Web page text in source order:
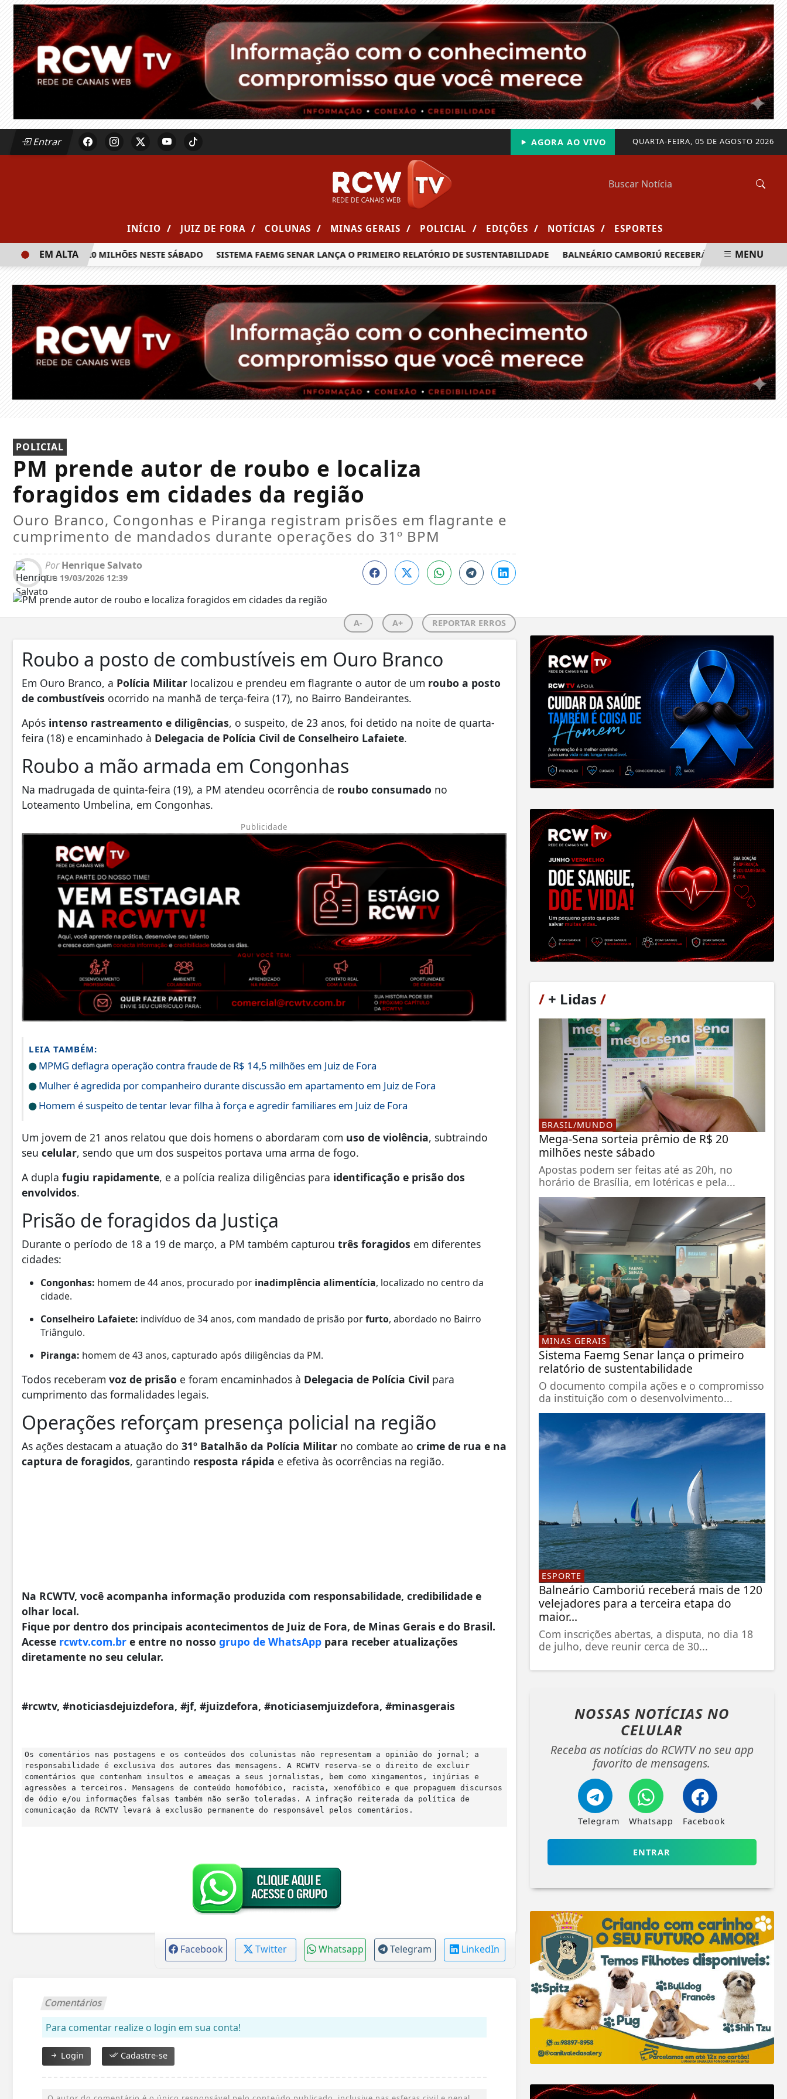
Entrar QUARTA-FEIRA, 05 DE AGOSTO 2026
AGORA AO VIVO
INÍCIO / JUIZ DE FORA / COLUNAS / MINAS GERAIS / POLICIAL / EDIÇÕES / NOTÍCIAS / ESPORTES
DE R$ 20 MILHÕES NESTE SÁBADO SISTEMA FAEMG SENAR LANÇA O PRIMEIRO RELATÓRIO DE SUSTENTABILIDADE BALNEÁRIO CAMBORIÚ RECEBERÁ MAIS DE 120
EM ALTA MENU
POLICIAL
PM prende autor de roubo e localiza
foragidos em cidades da região
Ouro Branco, Congonhas e Piranga registram prisões em flagrante e
cumprimento de mandados durante operações do 31º BPM
PorHenrique Salvato
Em 19/03/2026 12:39
A- A+ REPORTAR ERROS
Roubo a posto de combustíveis em Ouro Branco
Em Ouro Branco, a Polícia Militar localizou e prendeu em flagrante o autor de um roubo a posto
de combustíveis ocorrido na manhã de terça-feira (17), no Bairro Bandeirantes.
Após intenso rastreamento e diligências, o suspeito, de 23 anos, foi detido na noite de quarta-
feira (18) e encaminhado à Delegacia de Polícia Civil de Conselheiro Lafaiete.
Roubo a mão armada em Congonhas
Na madrugada de quinta-feira (19), a PM atendeu ocorrência de roubo consumado no
Loteamento Umbelina, em Congonhas.
Publicidade
LEIA TAMBÉM:
MPMG deflagra operação contra fraude de R$ 14,5 milhões em Juiz de Fora
Mulher é agredida por companheiro durante discussão em apartamento em Juiz de Fora
Homem é suspeito de tentar levar filha à força e agredir familiares em Juiz de Fora
Um jovem de 21 anos relatou que dois homens o abordaram com uso de violência, subtraindo
seu celular, sendo que um dos suspeitos portava uma arma de fogo.
A dupla fugiu rapidamente, e a polícia realiza diligências para identificação e prisão dos
envolvidos.
Prisão de foragidos da Justiça
Durante o período de 18 a 19 de março, a PM também capturou três foragidos em diferentes
cidades:
Congonhas: homem de 44 anos, procurado por inadimplência alimentícia, localizado no centro da
cidade.
Conselheiro Lafaiete: indivíduo de 34 anos, com mandado de prisão porfurto, abordado no Bairro
Triângulo.
Piranga: homem de 43 anos, capturado após diligências da PM.
Todos receberam voz de prisão e foram encaminhados à Delegacia de Polícia Civil para
cumprimento das formalidades legais.
Operações reforçam presença policial na região
As ações destacam a atuação do 31º Batalhão da Polícia Militar no combate ao crime de rua e na
captura de foragidos, garantindo resposta rápida e efetiva às ocorrências na região.
Na RCWTV, você acompanha informação produzida com responsabilidade, credibilidade e
olhar local.
Fique por dentro dos principais acontecimentos de Juiz de Fora, de Minas Gerais e do Brasil.
Acesse rcwtv.com.br e entre no nosso grupo de WhatsApp para receber atualizações
diretamente no seu celular.
#rcwtv, #noticiasdejuizdefora, #jf, #juizdefora, #noticiasemjuizdefora, #minasgerais
Os comentários nas postagens e os conteúdos dos colunistas não representam a opinião do jornal; a
responsabilidade é exclusiva dos autores das mensagens. A RCWTV reserva-se o direito de excluir
comentários que contenham insultos e ameaças a seus jornalistas, bem como xingamentos, injúrias e
agressões a terceiros. Mensagens de conteúdo homofóbico, racista, xenofóbico e que propaguem discursos
de ódio e/ou informações falsas também não serão toleradas. A infração reiterada da política de
comunicação da RCWTV levará à exclusão permanente do responsável pelos comentários.
Facebook Twitter Whatsapp Telegram LinkedIn
Comentários
Para comentar realize o login em sua conta!
Login Cadastre-se
/+ Lidas /
BRASIL/MUNDO
Mega-Sena sorteia prêmio de R$ 20
milhões neste sábado
Apostas podem ser feitas até as 20h, no
horário de Brasília, em lotéricas e pela...
MINAS GERAIS
Sistema Faemg Senar lança o primeiro
relatório de sustentabilidade
O documento compila ações e o compromisso
da instituição com o desenvolvimento...
ESPORTE
Balneário Camboriú receberá mais de 120
velejadores para a terceira etapa do
maior...
Com inscrições abertas, a disputa, no dia 18
de julho, deve reunir cerca de 30...
NOSSAS NOTÍCIAS NO
CELULAR
Receba as notícias do RCWTV no seu app
favorito de mensagens.
Telegram Whatsapp Facebook
ENTRAR